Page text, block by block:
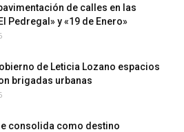
de calles en las
Pedregal» y «19 de Enero»
de Leticia Lozano espacios
brigadas urbanas
consolida como destino